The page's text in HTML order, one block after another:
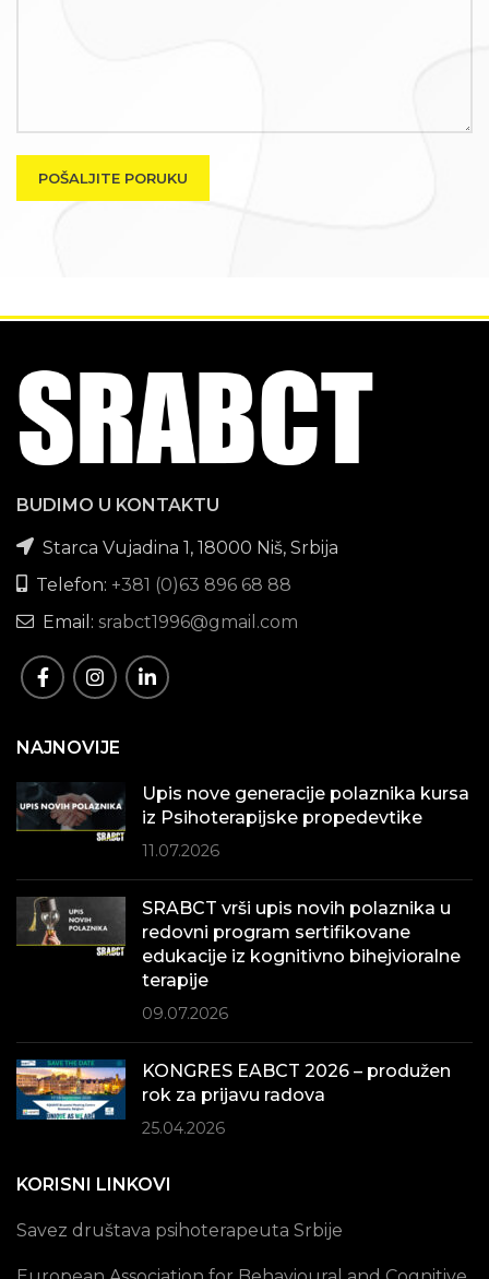
BUDIMO U KONTAKTU
Starca Vujadina 1, 18000 Niš, Srbija
Telefon: +381 (0)63 896 68 88
Email: srabct1996@gmail.com
NAJNOVIJE
Upis nove generacije polaznika kursa
iz Psihoterapijske propedevtike
11.07.2026
SRABCT vrši upis novih polaznika u
redovni program sertifikovane
edukacije iz kognitivno bihejvioralne
terapije
09.07.2026
KONGRES EABCT 2026 – produžen
rok za prijavu radova
25.04.2026
KORISNI LINKOVI
Savez društava psihoterapeuta Srbije